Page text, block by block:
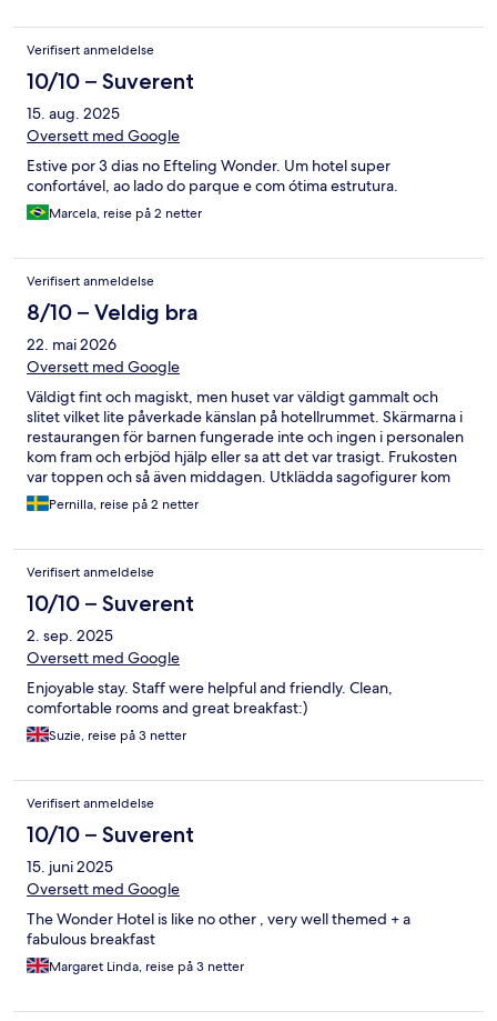
Verifisert anmeldelse
10/10 – Suverent
15. aug. 2025
Oversett med Google
Estive por 3 dias no Efteling Wonder. Um hotel super
confortável, ao lado do parque e com ótima estrutura.
Marcela, reise på 2 netter
Verifisert anmeldelse
8/10 – Veldig bra
22. mai 2026
Oversett med Google
Väldigt fint och magiskt, men huset var väldigt gammalt och
slitet vilket lite påverkade känslan på hotellrummet. Skärmarna i
restaurangen för barnen fungerade inte och ingen i personalen
kom fram och erbjöd hjälp eller sa att det var trasigt. Frukosten
var toppen och så även middagen. Utklädda sagofigurer kom
förbi under frukosten och det var små gåvor till barnen hela
tiden vilket trots allt gjorde det hela till en magisk plats.
Pernilla, reise på 2 netter
Verifisert anmeldelse
10/10 – Suverent
2. sep. 2025
Oversett med Google
Enjoyable stay. Staff were helpful and friendly. Clean,
comfortable rooms and great breakfast:)
Suzie, reise på 3 netter
Verifisert anmeldelse
10/10 – Suverent
15. juni 2025
Oversett med Google
The Wonder Hotel is like no other , very well themed + a
fabulous breakfast
Margaret Linda, reise på 3 netter